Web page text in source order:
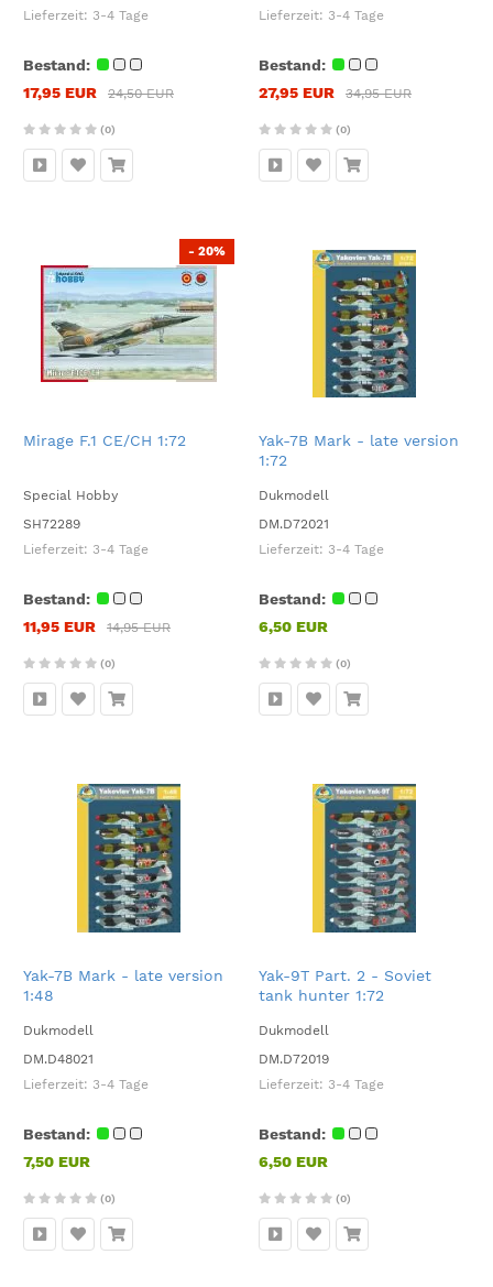
Lieferzeit: 3-4 Tage
Bestand:
17,95 EUR
24,50 EUR
(0)
Lieferzeit: 3-4 Tage
Bestand:
27,95 EUR
34,95 EUR
(0)
Mirage F.1 CE/CH 1:72
Special Hobby
SH72289
Lieferzeit: 3-4 Tage
Bestand:
11,95 EUR
14,95 EUR
- 20%
(0)
Yak-7B Mark - late version
1:72
Dukmodell
DM.D72021
Lieferzeit: 3-4 Tage
Bestand:
6,50 EUR
(0)
Yak-7B Mark - late version
1:48
Dukmodell
DM.D48021
Lieferzeit: 3-4 Tage
Bestand:
7,50 EUR
(0)
Yak-9T Part. 2 - Soviet
tank hunter 1:72
Dukmodell
DM.D72019
Lieferzeit: 3-4 Tage
Bestand:
6,50 EUR
(0)